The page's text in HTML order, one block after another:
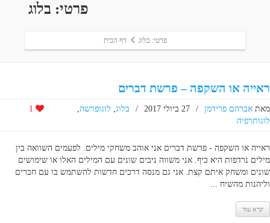
פרטי: בלוג
פרטי: בלוג דף הבית
ראייה או השקפה – פרשת דברים
מאת אברהם פרידמן / 27 ביולי 2017 / בלוג, לוגופרשה,
לוגותרפיה
ראייה או השקפה - פרשת דברים אני אוהב משחקי מילים. לפעמים השוואה בין
מילים נרדפות היא כיף. אני משווה ניבים שונים עם המילים האלו או שימושים
שונים ומשחק איתם קצת. אני גם מנסה דרכים חדשות להשתמש בו עם חברים
וליהנות מהשיח ...
קרא עוד